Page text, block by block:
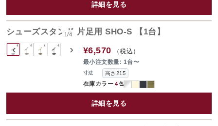
詳細を見る
‹ ›
1/4
シューズスタンド 片足用 SHO-S 【1台】
寸法 高さ215
在庫カラー 4色
¥6,570 （税込）
最小注文数量: 1台〜
詳細を見る